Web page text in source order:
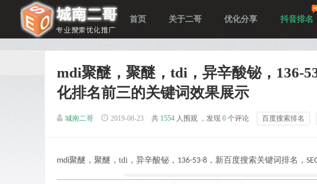
首页 关于二哥 优化分享 抖音排名
mdi聚醚，聚醚，tdi，异辛酸铋，136-
化排名前三的关键词效果展示
城南二哥 2019-08-23 共 1554 人围观 ，发现 0 个评论 百度搜索排名
mdi聚醚 ，聚醚， tdi，异辛酸铋， 136-53-8，新百度搜索关键词排名，